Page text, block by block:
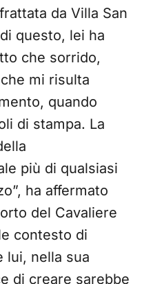
da Villa San
questo, lei ha
che sorrido,
mi risulta
quando
di stampa. La
più di qualsiasi
ha affermato
del Cavaliere
contesto di
lui, nella sua
di creare sarebbe